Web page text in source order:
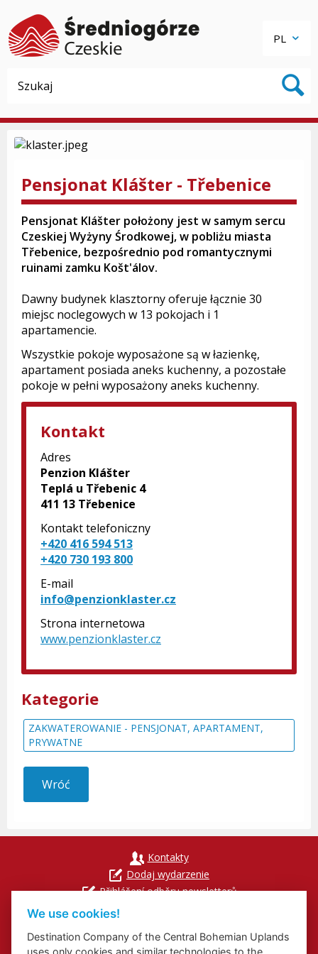
PL
Pensjonat Klášter - Třebenice
Pensjonat Klášter położony jest w samym sercu
Czeskiej Wyżyny Środkowej, w pobliżu miasta
Třebenice, bezpośrednio pod romantycznymi
ruinami zamku Košt'álov.
Dawny budynek klasztorny oferuje łącznie 30
miejsc noclegowych w 13 pokojach i 1
apartamencie.
Wszystkie pokoje wyposażone są w łazienkę,
apartament posiada aneks kuchenny, a pozostałe
pokoje w pełni wyposażony aneks kuchenny.
Kontakt
Adres
Penzion Klášter
Teplá u Třebenic 4
411 13 Třebenice
Kontakt telefoniczny
+420 416 594 513
+420 730 193 800
E-mail
info@penzionklaster.cz
Strona internetowa
www.penzionklaster.cz
Kategorie
ZAKWATEROWANIE - PENSJONAT, APARTAMENT,
PRYWATNE
Wróć
Kontakty
Dodaj wydarzenie
Přihlášení odběru newsletterů
We use cookies!
Destination Company of the Central Bohemian Uplands
uses only cookies and similar technologies to the